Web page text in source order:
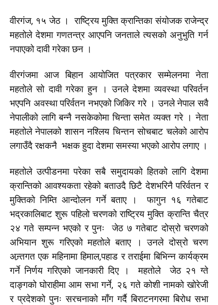
वीरगंज, १५ जेठ । राष्ट्रिय मुक्ति क्रान्तिका संयोजक राजेन्द्र
महतोले देशमा गणतन्त्र आएपनि जनताले त्यसको अनुभुति गर्न
नपाएको दावी गरेका छन ।
वीरगंजमा आज बिहान आयोजित पत्रकार सम्मेलनमा नेता
महतोले सो दावी गरेका हुन । उनले देशमा व्यवस्था परिवर्तन
भएपनि अवस्था परिर्वतन नभएको जिकिर गरे । उनले नेपाल सवै
नेपालीको लागि बन्नै नसकेकोमा चिन्ता समेत व्यक्त गरे । नेता
महतोले नेपालको शासन नश्लिय चिन्तन सोचबाट चलेको आरोप
लगाउँदै रक्षकनै भक्षक हुदा देशमा समस्या भएको आरोप लगाए ।
महतोले उत्पीडनमा परेका सबै समुदायको हितको लागि देशमा
क्रान्तिको आवश्यकता रहेको बताउदै छिटै देशभरिनै परिर्वतन र
मुक्तिको निम्ति आन्दोलन गर्ने बताए । फागुन १६ गतेबाट
भद्रकालिबाट शुरू पहिलो चरणको राष्ट्रिय मुक्ति क्रान्ति चैत्र
२४ गते सम्पन्न भएको र पुनः जेठ ७ गतेबाट दोस्रो चरणको
अभियान शुरू गरिएको महतोले बताए । उनले दोस्रो चरण
अन्र्तगत एक महिनामा हिमाल,पहाड र तराईमा बिभिन्न कार्यक्रम
गर्ने निर्णय गरिएको जानकारी दिए । महतोले जेठ २१ ग्ते
दाङ्गको घोराहीमा आम सभा गर्ने, २६ गते कोशी नामको खोरेजी
र प्रदेशको पुनः सरचनाको माँग गर्दै बिराटनगरमा बिरोध सभा